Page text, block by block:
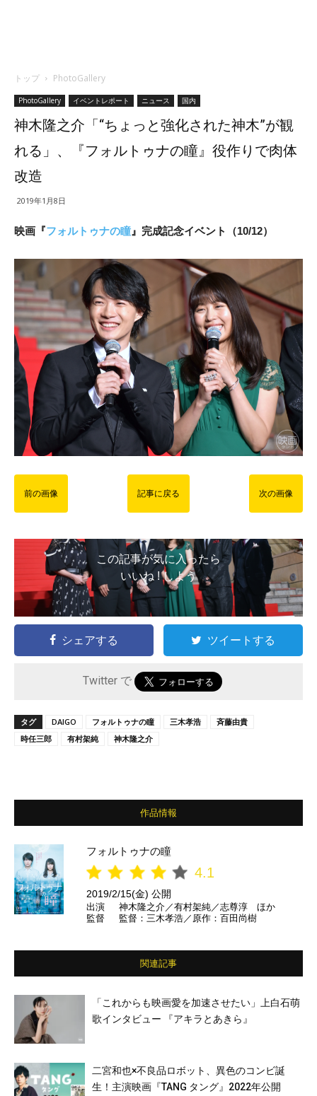
トップ PhotoGallery
PhotoGallery イベントレポート ニュース 国内
神木隆之介「“ちょっと強化された神木”が観
れる」、『フォルトゥナの瞳』役作りで肉体
改造
2019年1月8日
映画『フォルトゥナの瞳 』完成記念イベント（10/12）
前の画像 記事に戻る 次の画像
この記事が気に入ったら
いいね ! しよう
シェアする ツイートする
Twitter で
タグ DAIGO フォルトゥナの瞳 三木孝浩
斉藤由貴
時任三郎
有村架純 神木隆之介
作品情報
フォルトゥナの瞳
4.1
2019/2/15(金) 公開
出演
神木隆之介／有村架純／志尊淳 ほか
監督
監督：三木孝浩／原作：百田尚樹
関連記事
「これからも映画愛を加速させたい」上白石萌
歌インタビュー 『アキラとあきら』
二宮和也×不良品ロボット、異色のコンビ誕
生！主演映画『TANG タング』2022年公開